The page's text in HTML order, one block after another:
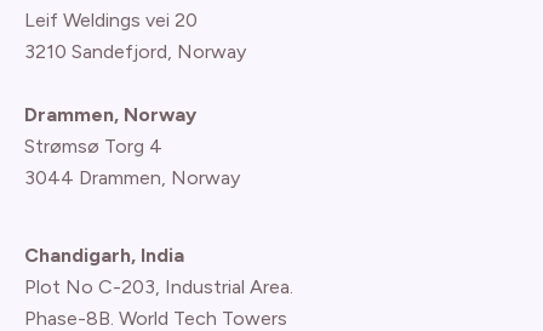
Leif Weldings vei 20
3210 Sandefjord, Norway
Drammen, Norway
Strømsø Torg 4
3044 Drammen, Norway
Chandigarh, India
Plot No C-203, Industrial Area.
Phase-8B. World Tech Towers